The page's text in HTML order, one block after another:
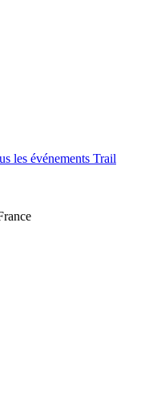
les événements Trail